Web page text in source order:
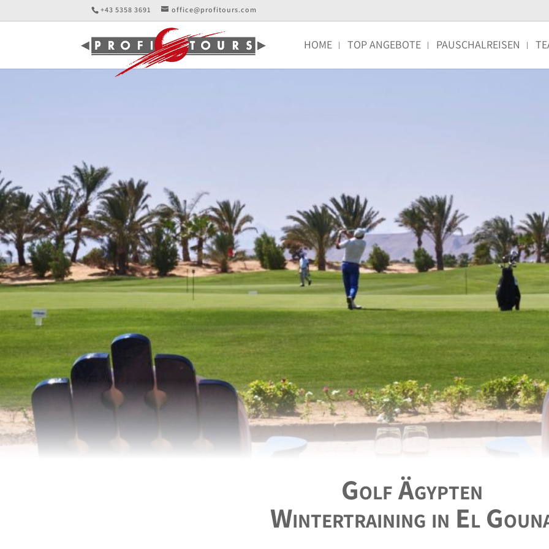
+43 5358 3691 office@profitours.com
HOME TOP ANGEBOTE PAUSCHALREISEN
Golf Ägypten
Wintertraining in El